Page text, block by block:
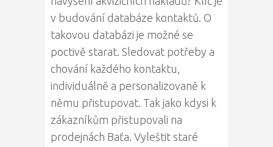
v budování databáze kontaktů. O
takovou databázi je možné se
poctivě starat. Sledovat potřeby a
chování každého kontaktu,
individuálně a personalizovaně k
němu přistupovat. Tak jako kdysi k
zákazníkům přistupovali na
prodejnách Baťa. Vyleštit staré